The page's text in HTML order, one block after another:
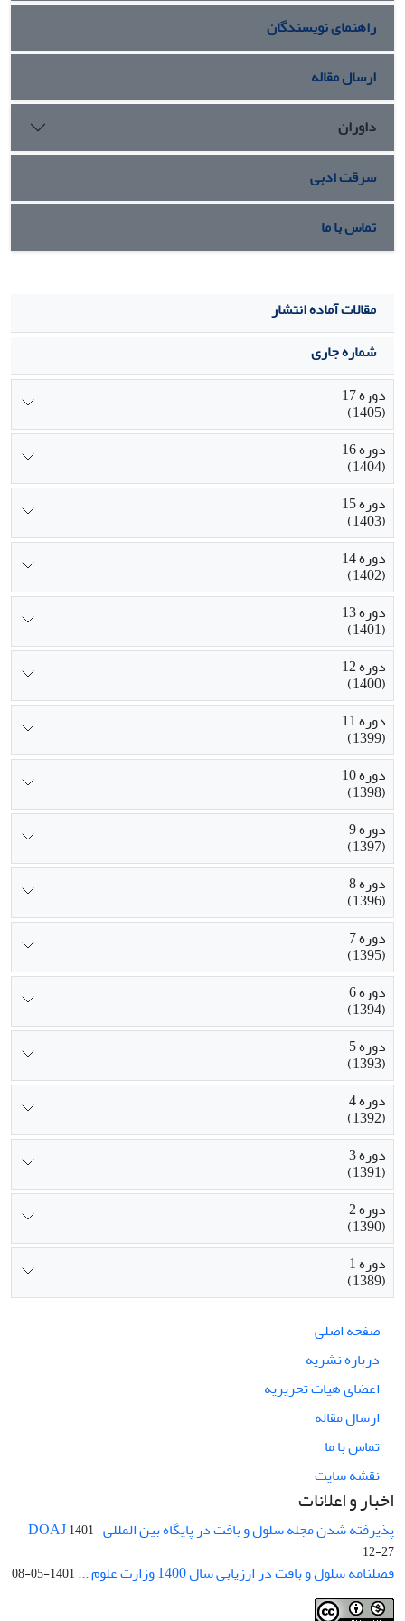
در خارج از بدن ماهی زنده نگه‏داشت و بدین طریق می‏توان با دقت
به مطالعه بافت شناسی و ریخت شناسی اپی‏تلیوم روده در شرایط
کنترل شده آزمایشگاهی پرداخت.
راهنمای نویسندگان
ارسال مقاله
داوران
سرقت ادبی
تماس با ما
مقالات آماده انتشار
شماره جاری
دوره 17
(1405)
دوره 16
(1404)
دوره 15
(1403)
دوره 14
(1402)
دوره 13
(1401)
دوره 12
(1400)
دوره 11
(1399)
دوره 10
(1398)
دوره 9
(1397)
دوره 8
(1396)
دوره 7
(1395)
دوره 6
(1394)
دوره 5
(1393)
دوره 4
(1392)
دوره 3
(1391)
دوره 2
(1390)
دوره 1
(1389)
صفحه اصلی
درباره نشریه
اعضای هیات تحریریه
ارسال مقاله
تماس با ما
نقشه سایت
اخبار و اعلانات
پذیرفته شدن مجله سلول و بافت در پایگاه بین المللی DOAJ1401-
12-27
فصلنامه سلول و بافت در ارزیابی سال 1400 وزارت علوم ... 1401-05-08